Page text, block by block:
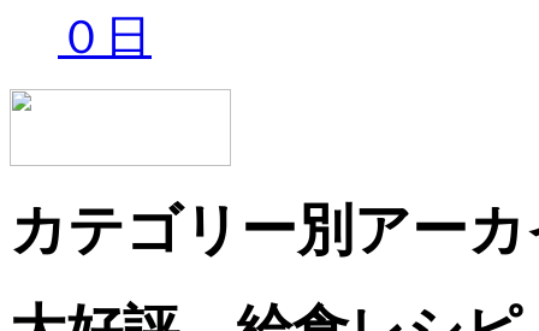
０日
カテゴリー別アー